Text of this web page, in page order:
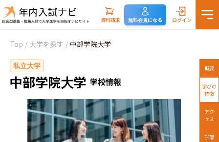
資料請求 無料会員になる ログイン
Top / 大学を探す / 中部学院大学
私立大学
中部学院大学 学校情報
概要
学びの
特徴
アク
セス
学部